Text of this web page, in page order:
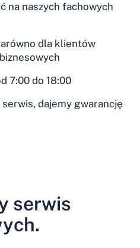
na naszych fachowych
dla klientów
7:00 do 18:00
dajemy gwarancję
serwis